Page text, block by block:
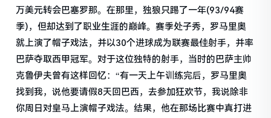
万美元转会巴塞罗那。在那里，独狼只踢了一年(93/94赛
季)，但却达到了职业生涯的巅峰。赛季处子秀，罗马里奥
就上演了帽子戏法，并以30个进球成为联赛最佳射手，并率
巴萨夺取西甲冠军。对于这位独特的射手，当时的巴萨主帅
克鲁伊夫曾有这样回忆：“有一天上午训练完后，罗马里奥
找到我，说他要请假8天回巴西，去参加狂欢节，我说除非
你周日对皇马上演帽子戏法。结果，他在那场比赛中真打进